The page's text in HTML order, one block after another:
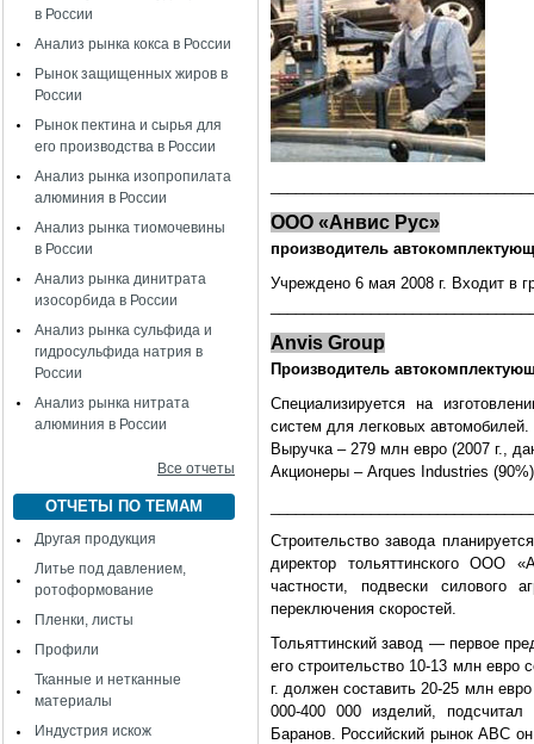
в России
Анализ рынка кокса в России
Рынок защищенных жиров в
России
Рынок пектина и сырья для
его производства в России
Анализ рынка изопропилата
алюминия в России
Анализ рынка тиомочевины
в России
Анализ рынка динитрата
изосорбида в России
Анализ рынка сульфида и
гидросульфида натрия в
России
Анализ рынка нитрата
алюминия в России
Все отчеты
ОТЧЕТЫ ПО ТЕМАМ
Другая продукция
Литье под давлением,
ротоформование
Пленки, листы
Профили
Тканные и нетканные
материалы
Индустрия искож
ООО «Анвис Рус»
производитель
Учреждено 6 мая 2008 г. Входит в
Anvis Group
Производитель
Специализируется на
систем для легковых автомобилей.
Выручка – 279 млн евро (2007 г.,
Акционеры – Arques Industries
Строительство завода
директор тольяттинского ООО
частности, подвески силового
переключения скоростей.
Тольяттинский завод — первое
его строительство 10-13 млн евро
г. должен составить 20-25 млн
000-400 000 изделий,
Баранов. Российский рынок АВС